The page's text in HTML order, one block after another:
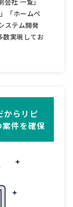
「ホームペ
ステム開発
数実現してお
からリピ
件を確保